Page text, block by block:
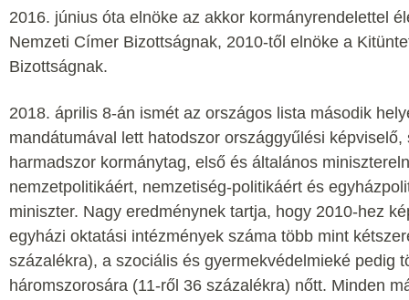
2016. június óta elnöke az akkor kormányrendelettel
Nemzeti Címer Bizottságnak, 2010-től elnöke a
Bizottságnak.
2018. április 8-án ismét az országos lista második
mandátumával lett hatodszor országgyűlési képviselő,
harmadszor kormánytag, első és általános
nemzetpolitikáért, nemzetiség-politikáért és
miniszter. Nagy eredménynek tartja, hogy 2010-hez
egyházi oktatási intézmények száma több mint
százalékra), a szociális és gyermekvédelmieké pedig
háromszorosára (11-ről 36 százalékra) nőtt. Minden